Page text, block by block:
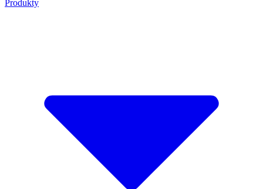
Produkty